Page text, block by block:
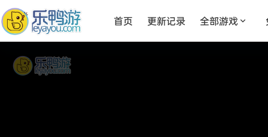
首页 更新记录 全部游戏